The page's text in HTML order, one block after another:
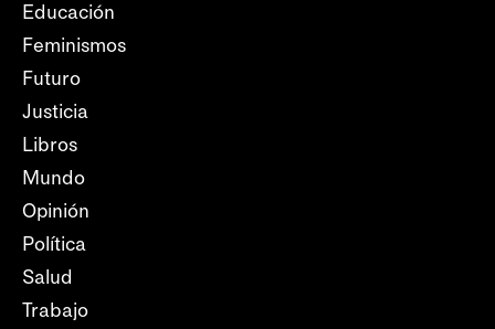
Educación
Feminismos
Futuro
Justicia
Libros
Mundo
Opinión
Política
Salud
Trabajo